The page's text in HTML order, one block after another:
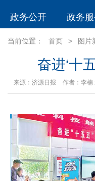
政务公开 政务
当前位置： 首页 > 图片
奋进‘十
来源：济源日报 作者：李楠